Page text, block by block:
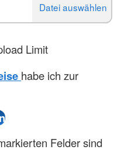
Limit
habe ich zur
Felder sind